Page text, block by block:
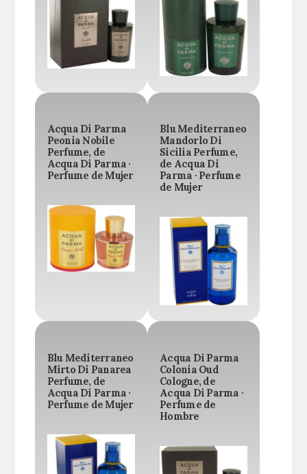
Acqua Di Parma
Peonia Nobile
Perfume, de
Acqua Di Parma ·
Perfume de Mujer
Blu Mediterraneo
Mandorlo Di
Sicilia Perfume,
de Acqua Di
Parma · Perfume
de Mujer
Blu Mediterraneo
Mirto Di Panarea
Perfume, de
Acqua Di Parma ·
Perfume de Mujer
Acqua Di Parma
Colonia Oud
Cologne, de
Acqua Di Parma ·
Perfume de
Hombre